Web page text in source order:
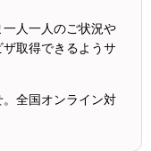
人一人のご状況や
取得できるようサ
全国オンライン対